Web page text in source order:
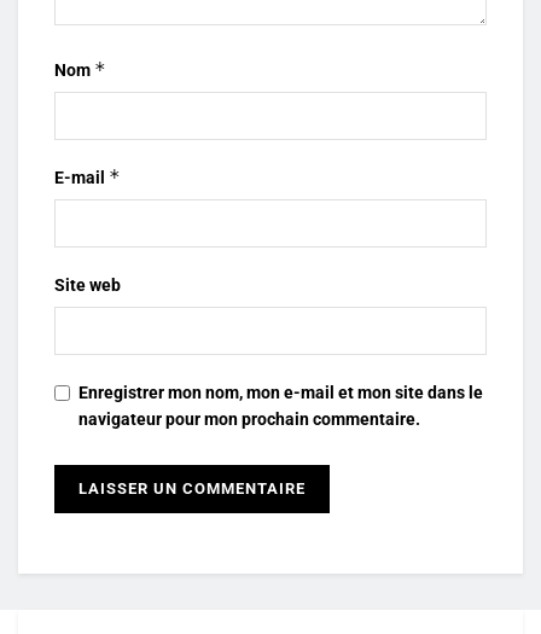
Nom *
E-mail *
Site web
Enregistrer mon nom, mon e-mail et mon site dans le
navigateur pour mon prochain commentaire.